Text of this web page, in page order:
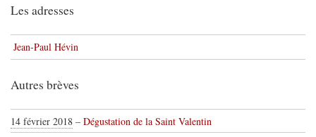
Les adresses
Jean-Paul Hévin
Autres brèves
14 février 2018 – Dégustation de la Saint Valentin